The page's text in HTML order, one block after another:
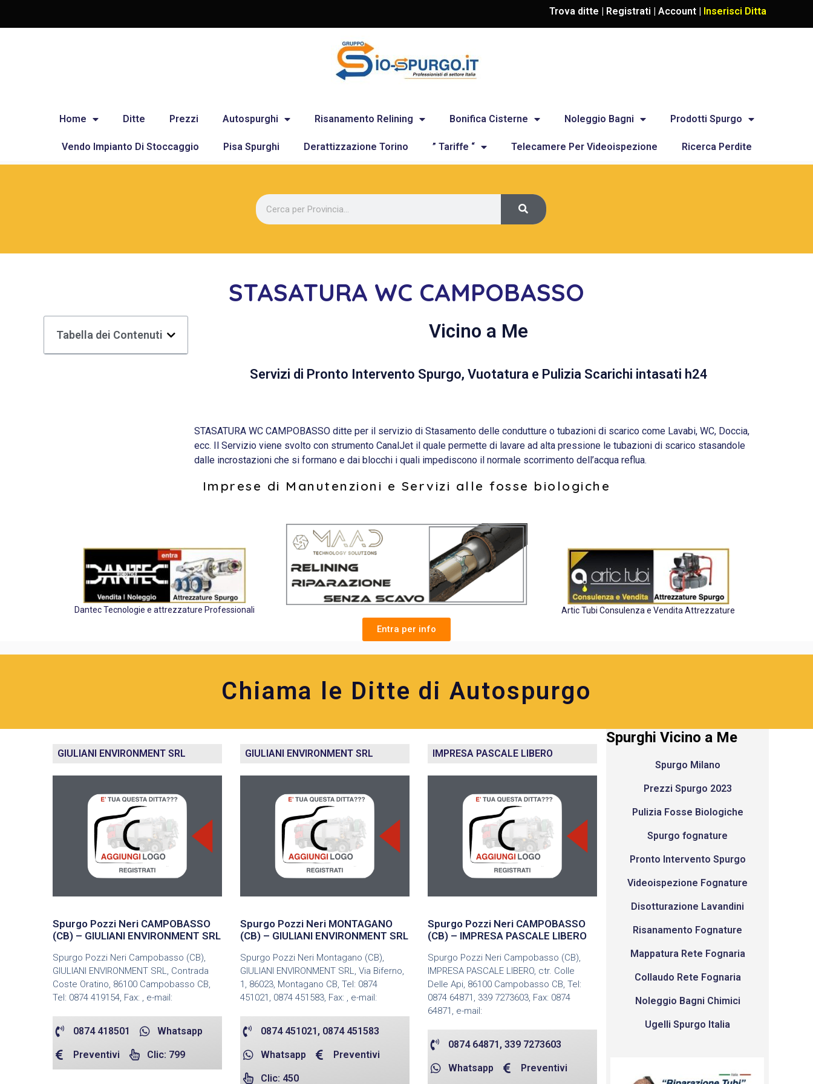
Trova ditte | Registrati | Account | Inserisci Ditta
Home Ditte Prezzi Autospurghi Risanamento Relining Bonifica Cisterne Noleggio Bagni Prodotti Spurgo
Vendo Impianto Di Stoccaggio Pisa Spurghi Derattizzazione Torino ” Tariffe “ Telecamere Per Videoispezione Ricerca Perdite
STASATURA WC CAMPOBASSO
Tabella dei Contenuti Vicino a Me
Servizi di Pronto Intervento Spurgo, Vuotatura e Pulizia Scarichi intasati h24
STASATURA WC CAMPOBASSO ditte per il servizio di Stasamento delle condutture o tubazioni di scarico come Lavabi, WC, Doccia,
ecc. Il Servizio viene svolto con strumento CanalJet il quale permette di lavare ad alta pressione le tubazioni di scarico stasandole
dalle incrostazioni che si formano e dai blocchi i quali impediscono il normale scorrimento dell’acqua reflua.
Imprese di Manutenzioni e Servizi alle fosse biologiche
Dantec Tecnologie e attrezzature Professionali
Entra per info
Artic Tubi Consulenza e Vendita Attrezzature
Chiama le Ditte di Autospurgo
GIULIANI ENVIRONMENT SRL
Spurgo Pozzi Neri CAMPOBASSO
(CB) – GIULIANI ENVIRONMENT SRL
Spurgo Pozzi Neri Campobasso (CB),
GIULIANI ENVIRONMENT SRL, Contrada
Coste Oratino, 86100 Campobasso CB,
Tel: 0874 419154, Fax: , e-mail:
0874 418501 Whatsapp
Preventivi Clic: 799
GIULIANI ENVIRONMENT SRL
Spurgo Pozzi Neri MONTAGANO
(CB) – GIULIANI ENVIRONMENT SRL
Spurgo Pozzi Neri Montagano (CB),
GIULIANI ENVIRONMENT SRL, Via Biferno,
1, 86023, Montagano CB, Tel: 0874
451021, 0874 451583, Fax: , e-mail:
0874 451021, 0874 451583
Whatsapp Preventivi
Clic: 450
IMPRESA PASCALE LIBERO
Spurgo Pozzi Neri CAMPOBASSO
(CB) – IMPRESA PASCALE LIBERO
Spurgo Pozzi Neri Campobasso (CB),
IMPRESA PASCALE LIBERO, ctr. Colle
Delle Api, 86100 Campobasso CB, Tel:
0874 64871, 339 7273603, Fax: 0874
64871, e-mail:
0874 64871, 339 7273603
Whatsapp Preventivi
Spurghi Vicino a Me
Spurgo Milano
Prezzi Spurgo 2023
Pulizia Fosse Biologiche
Spurgo fognature
Pronto Intervento Spurgo
Videoispezione Fognature
Disotturazione Lavandini
Risanamento Fognature
Mappatura Rete Fognaria
Collaudo Rete Fognaria
Noleggio Bagni Chimici
Ugelli Spurgo Italia